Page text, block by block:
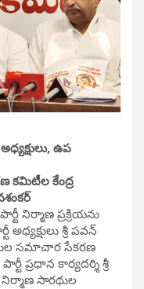
ఉప
కేంద్ర
నిర్మాణ ప్రక్రియను
శ్రీ పవన్
సమాచార సేకరణ
ప్రధాన కార్యదర్శి శ్రీ
నిర్మాణ సారథుల